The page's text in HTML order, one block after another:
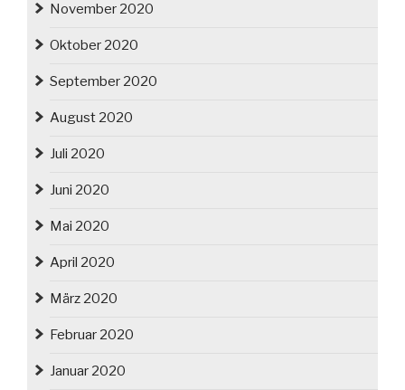
November 2020
Oktober 2020
September 2020
August 2020
Juli 2020
Juni 2020
Mai 2020
April 2020
März 2020
Februar 2020
Januar 2020